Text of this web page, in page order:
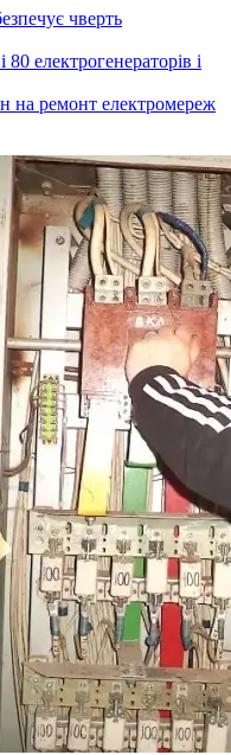
чверть
електрогенераторів і
на ремонт електромереж